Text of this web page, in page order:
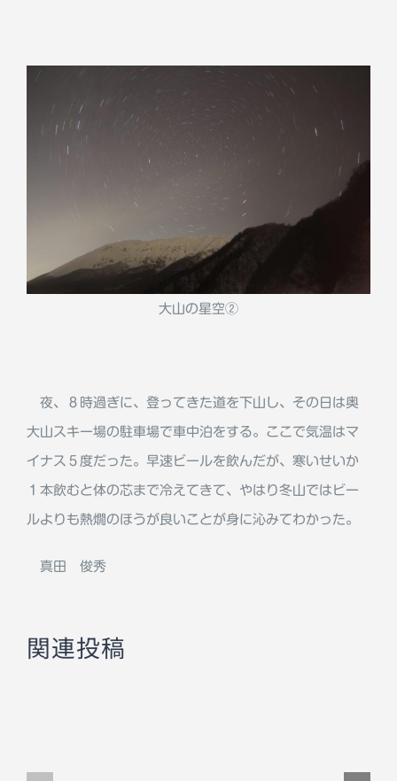
大山の星空②
夜、８時過ぎに、登ってきた道を下山し、その日は奥
大山スキー場の駐車場で車中泊をする。ここで気温はマ
イナス５度だった。早速ビールを飲んだが、寒いせいか
１本飲むと体の芯まで冷えてきて、やはり冬山ではビー
ルよりも熱燗のほうが良いことが身に沁みてわかった。
真田 俊秀
関連投稿